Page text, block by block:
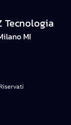
Tecnologia
MI